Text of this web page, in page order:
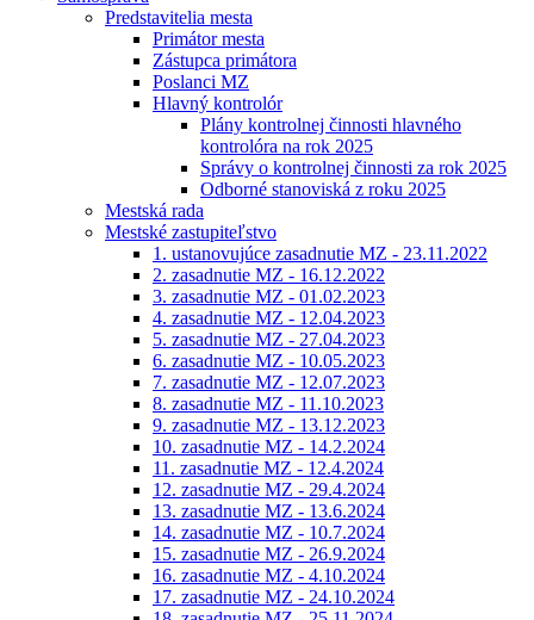
Predstavitelia mesta
Primátor mesta
Zástupca primátora
Poslanci MZ
Hlavný kontrolór
Plány kontrolnej činnosti hlavného
kontrolóra na rok 2025
Správy o kontrolnej činnosti za rok 2025
Odborné stanoviská z roku 2025
Mestská rada
Mestské zastupiteľstvo
1. ustanovujúce zasadnutie MZ - 23.11.2022
2. zasadnutie MZ - 16.12.2022
3. zasadnutie MZ - 01.02.2023
4. zasadnutie MZ - 12.04.2023
5. zasadnutie MZ - 27.04.2023
6. zasadnutie MZ - 10.05.2023
7. zasadnutie MZ - 12.07.2023
8. zasadnutie MZ - 11.10.2023
9. zasadnutie MZ - 13.12.2023
10. zasadnutie MZ - 14.2.2024
11. zasadnutie MZ - 12.4.2024
12. zasadnutie MZ - 29.4.2024
13. zasadnutie MZ - 13.6.2024
14. zasadnutie MZ - 10.7.2024
15. zasadnutie MZ - 26.9.2024
16. zasadnutie MZ - 4.10.2024
17. zasadnutie MZ - 24.10.2024